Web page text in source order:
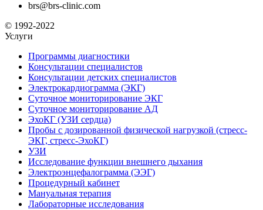
brs@brs-clinic.com
© 1992-2022
Услуги
Программы диагностики
Консультации специалистов
Консультации детских специалистов
Электрокардиограмма (ЭКГ)
Суточное мониторирование ЭКГ
Суточное мониторирование АД
ЭхоКГ (УЗИ сердца)
Пробы с дозированной физической нагрузкой (стресс-
ЭКГ, стресс-ЭхоКГ)
УЗИ
Исследование функции внешнего дыхания
Электроэнцефалограмма (ЭЭГ)
Процедурный кабинет
Мануальная терапия
Лабораторные исследования